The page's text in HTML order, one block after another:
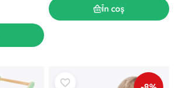
În coș